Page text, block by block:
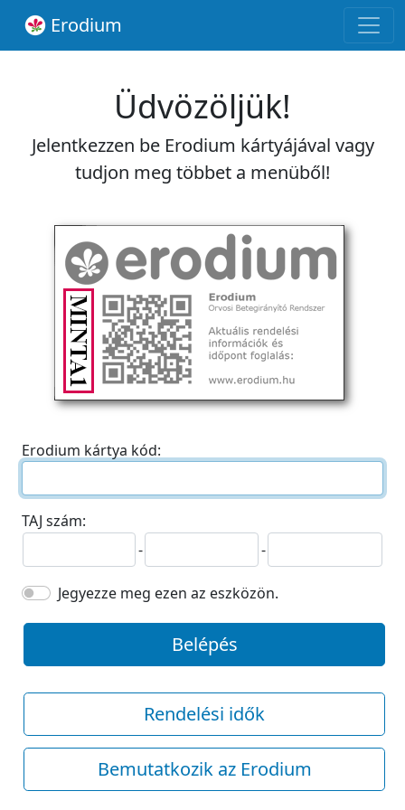
Erodium
Üdvözöljük!
Jelentkezzen be Erodium kártyájával vagy
tudjon meg többet a menüből!
Erodium kártya kód:
TAJ szám:
-
-
Jegyezze meg ezen az eszközön.
Belépés
Rendelési idők
Bemutatkozik az Erodium